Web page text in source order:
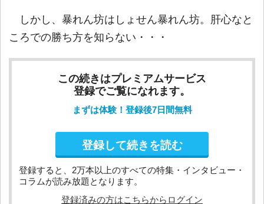
しかし、暴れん坊はしょせん暴れん坊。肝心なと
ころでの勝ち方を知らない・・・
この続きはプレミアムサービス
登録でご覧になれます。
まずは体験！登録後7日間無料
登録して続きを読む
登録すると、2万本以上のすべての特集・インタビュー・
コラムが読み放題となります。
登録済みの方はこちらからログイン